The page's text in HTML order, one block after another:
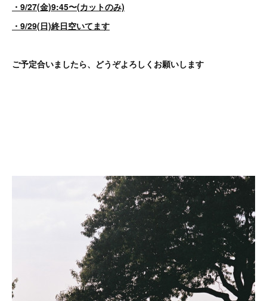
・9/27(金)9:45〜(カットのみ)
・9/29(日)終日空いてます
ご予定合いましたら、どうぞよろしくお願いします